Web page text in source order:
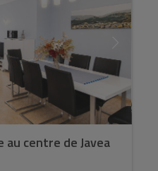
centre de Javea